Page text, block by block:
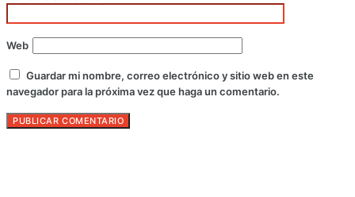
Web
Guardar mi nombre, correo electrónico y sitio web en este
navegador para la próxima vez que haga un comentario.